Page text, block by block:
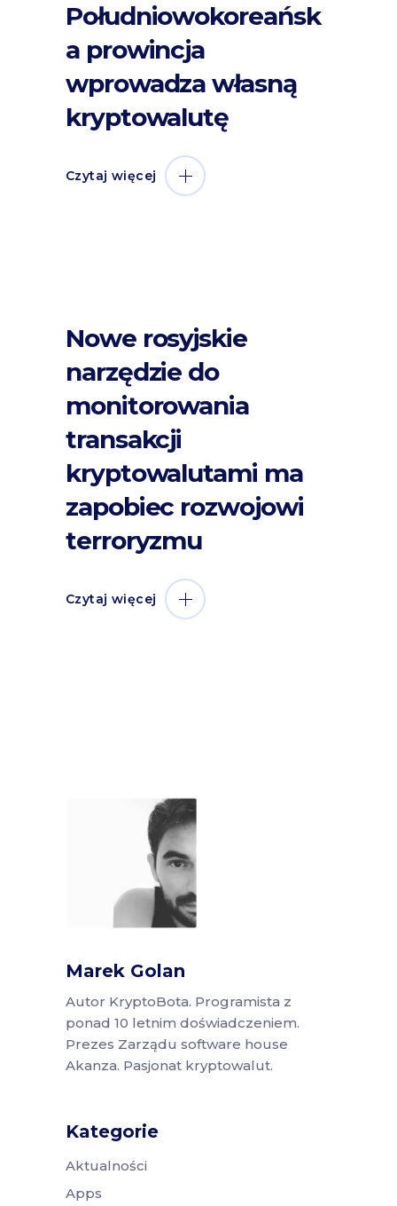
Południowokoreańsk
a prowincja
wprowadza własną
kryptowalutę
Czytaj więcej
Nowe rosyjskie
narzędzie do
monitorowania
transakcji
kryptowalutami ma
zapobiec rozwojowi
terroryzmu
Czytaj więcej
Marek Golan
Autor KryptoBota. Programista z
ponad 10 letnim doświadczeniem.
Prezes Zarządu software house
Akanza. Pasjonat kryptowalut.
Kategorie
Aktualności
Apps